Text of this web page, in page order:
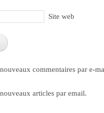
Site web
commentaires par e-
articles par email.